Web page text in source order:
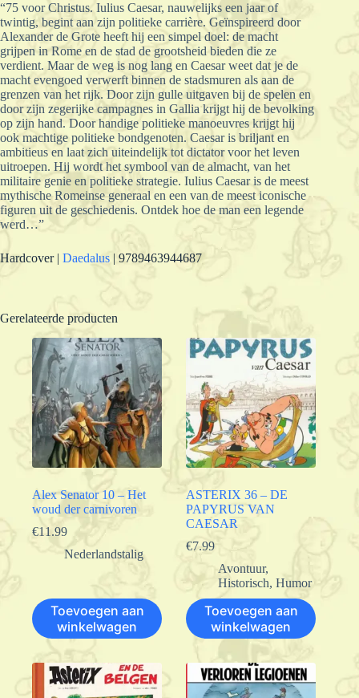
“75 voor Christus. Iulius Caesar, nauwelijks een jaar of
twintig, begint aan zijn politieke carrière. Geïnspireerd door
Alexander de Grote heeft hij een simpel doel: de macht
grijpen in Rome en de stad de grootsheid bieden die ze
verdient. Maar de weg is nog lang en Caesar weet dat je de
macht evengoed verwerft binnen de stadsmuren als aan de
grenzen van het rijk. Door zijn gulle uitgaven bij de spelen en
door zijn zegerijke campagnes in Gallia krijgt hij de bevolking
op zijn hand. Door handige politieke manoeuvres krijgt hij
ook machtige politieke bondgenoten. Caesar is briljant en
ambitieus en laat zich uiteindelijk tot dictator voor het leven
uitroepen. Hij wordt het symbool van de almacht, van het
militaire genie en politieke strategie. Iulius Caesar is de meest
mythische Romeinse generaal en een van de meest iconische
figuren uit de geschiedenis. Ontdek hoe de man een legende
werd…”
Hardcover | Daedalus | 9789463944687
Gerelateerde producten
Alex Senator 10 – Het
woud der carnivoren
€11.99
Nederlandstalig
Toevoegen aan
winkelwagen
ASTERIX 36 – DE
PAPYRUS VAN
CAESAR
€7.99
Avontuur,
Historisch,Humor
Toevoegen aan
winkelwagen